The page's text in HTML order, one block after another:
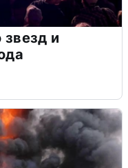
звезд и